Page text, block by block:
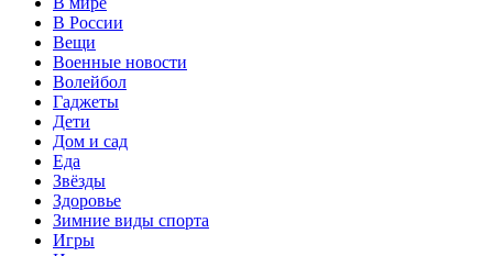
В России
Вещи
Военные новости
Волейбол
Гаджеты
Дети
Дом и сад
Еда
Звёзды
Здоровье
Зимние виды спорта
Игры